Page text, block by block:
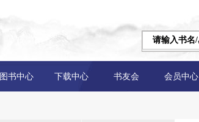
图书中心 下载中心 书友会 会员中心